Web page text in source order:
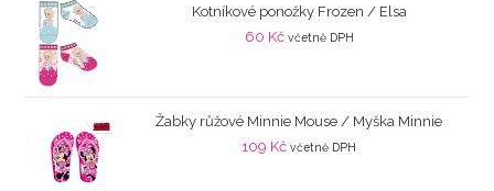
Kotníkové ponožky Frozen / Elsa
60 Kč včetně DPH
Žabky růžové Minnie Mouse / Myška Minnie
109 Kč včetně DPH